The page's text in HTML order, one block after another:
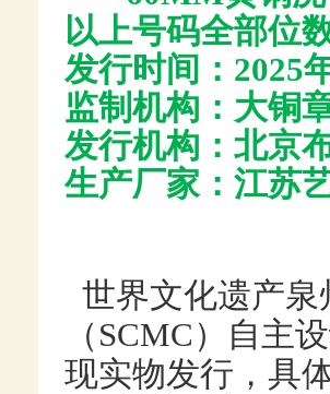
以上号码全部位
发行时间：2025
监制机构：大铜
发行机构：北京
生产厂家：江苏
世界文化遗产
（SCMC）自主
现实物发行，具